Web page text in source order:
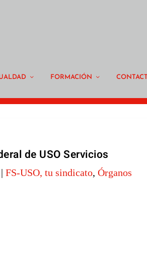
FORMACIÓN
de USO Servicios
FS-USO, tu sindicato, Órganos